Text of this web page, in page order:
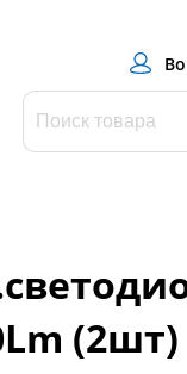
(2шт)